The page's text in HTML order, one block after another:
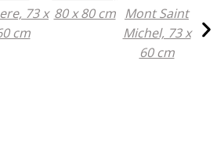
73 x
cm
80 x 80 cm Mont Saint
Michel, 73 x
60 cm
île